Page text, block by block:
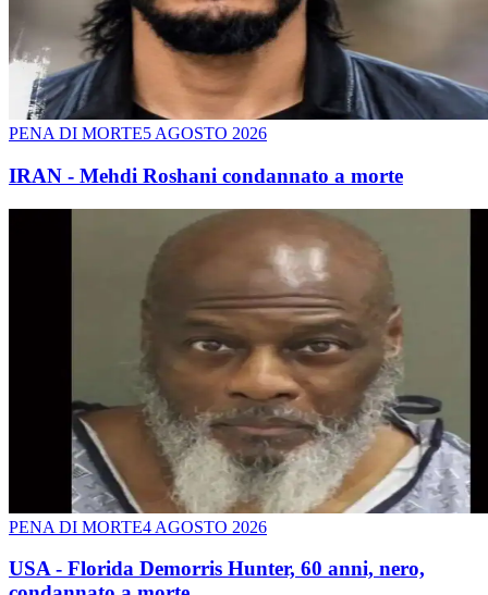
PENA DI MORTE5 AGOSTO 2026
IRAN - Mehdi Roshani condannato a morte
PENA DI MORTE4 AGOSTO 2026
USA - Florida Demorris Hunter, 60 anni, nero,